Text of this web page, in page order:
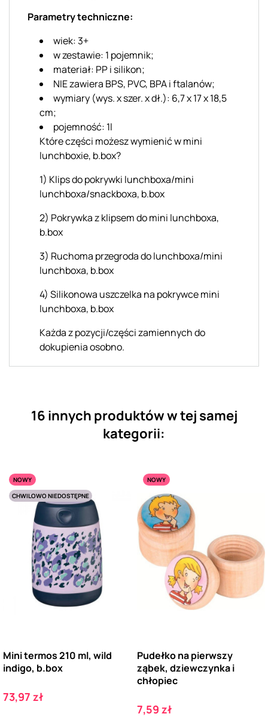
Parametry techniczne:
wiek: 3+
w zestawie: 1 pojemnik;
materiał: PP i silikon;
NIE zawiera BPS, PVC, BPA i ftalanów;
wymiary (wys. x szer. x dł.): 6,7 x 17 x 18,5
cm;
pojemność: 1l
Które części możesz wymienić w mini
lunchboxie, b.box?
1) Klips do pokrywki lunchboxa/mini
lunchboxa/snackboxa, b.box
2) Pokrywka z klipsem do mini lunchboxa,
b.box
3) Ruchoma przegroda do lunchboxa/mini
lunchboxa, b.box
4) Silikonowa uszczelka na pokrywce mini
lunchboxa, b.box
Każda z pozycji/części zamiennych do
dokupienia osobno.
16 innych produktów w tej samej
kategorii:
NOWY
CHWILOWO NIEDOSTĘPNE
Mini termos 210 ml, wild
indigo, b.box
Cena
73,97 zł
NOWY
Pudełko na pierwszy
ząbek, dziewczynka i
chłopiec
Cena
7,59 zł